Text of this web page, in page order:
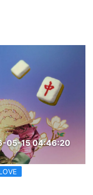
05-15 04:46:20